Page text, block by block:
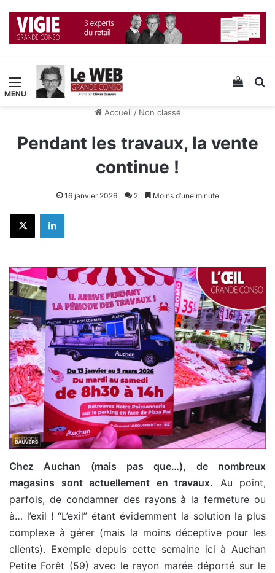
Menu Voir
Accueil / Non classé
Pendant les travaux, la vente
continue !
16 janvier 2026 2 Moins d’une minute
X Linkedin
Chez Auchan (mais pas que…), de nombreux
magasins sont actuellement en travaux. Au point,
parfois, de condamner des rayons à la fermeture ou
à… l’exil ! “L’exil” étant évidemment la solution la plus
complexe à gérer (mais la moins déceptive pour les
clients). Exemple depuis cette semaine ici à Auchan
Petite Forêt (59) avec le rayon marée déporté sur le